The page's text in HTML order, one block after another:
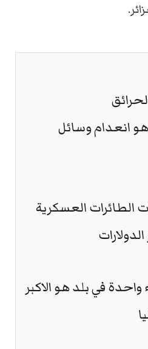
انعدام وسائل
الطائرات العسكرية
في بلد هو الاكبر